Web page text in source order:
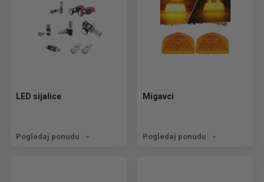
LED sijalice
Pogledaj ponudu
Migavci
Pogledaj ponudu